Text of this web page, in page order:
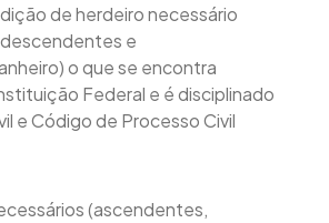
de herdeiro necessário
e
o que se encontra
Federal e é disciplinado
e Código de Processo Civil
(ascendentes,